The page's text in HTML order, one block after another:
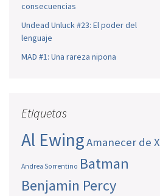
consecuencias
Undead Unluck #23: El poder del
lenguaje
MAD #1: Una rareza nipona
Etiquetas
Al EwingAmanecer de X
Andrea Sorrentino Batman
Benjamin Percy